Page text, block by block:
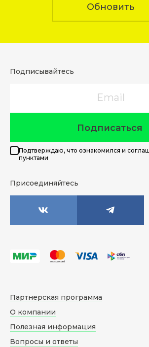
Обновить
Подписывайтесь
Подписаться
Подтверждаю, что ознакомился и
пунктами
Присоединяйтесь
Партнерская программа
О компании
Полезная информация
Вопросы и ответы